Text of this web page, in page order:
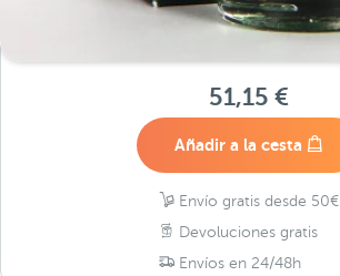
51,15 €
Añadir a la cesta
Envío gratis desde 50€
Devoluciones gratis
Envíos en 24/48h